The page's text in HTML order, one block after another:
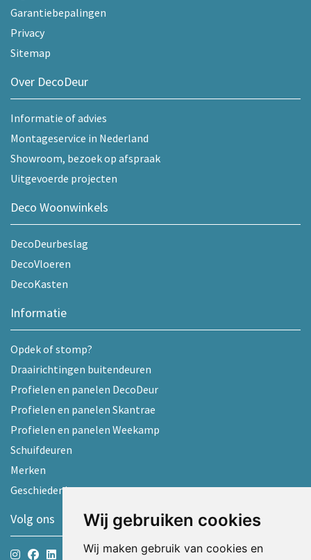
Wij gebruiken cookies
Wij maken gebruik van cookies en
Garantiebepalingen
Privacy
Sitemap
Over DecoDeur
Informatie of advies
Montageservice in Nederland
Showroom, bezoek op afspraak
Uitgevoerde projecten
Deco Woonwinkels
DecoDeurbeslag
DecoVloeren
DecoKasten
Informatie
Opdek of stomp?
Draairichtingen buitendeuren
Profielen en panelen DecoDeur
Profielen en panelen Skantrae
Profielen en panelen Weekamp
Schuifdeuren
Merken
Geschiedenis
Volg ons